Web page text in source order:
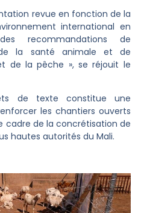
revue en fonction de la
international en
recommandations de
de la santé animale et de
de la pêche », se réjouit le
de texte constitue une
les chantiers ouverts
cadre de la concrétisation de
hautes autorités du Mali.